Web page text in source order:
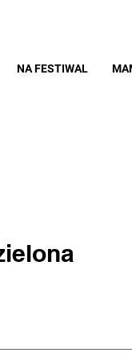
NA FESTIWAL